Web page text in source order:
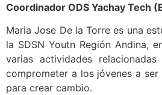
Coordinador ODS Yachay Tech
Maria Jose De la Torre es una
la SDSN Youtn Región Andina,
varias actividades
comprometer a los jóvenes a
para crear cambio.